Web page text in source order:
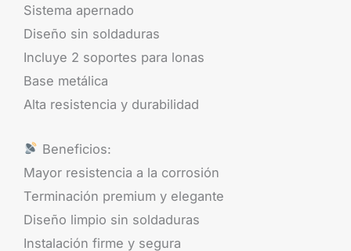
Sistema apernado
Diseño sin soldaduras
Incluye 2 soportes para lonas
Base metálica
Alta resistencia y durabilidad
Beneficios:
Mayor resistencia a la corrosión
Terminación premium y elegante
Diseño limpio sin soldaduras
Instalación firme y segura